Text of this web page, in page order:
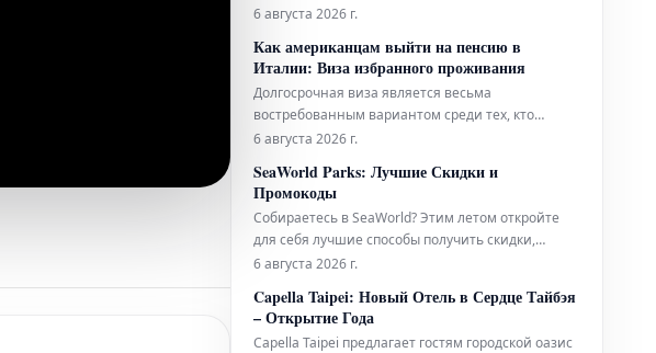
подробный гид содержит всю необходимую
приобрести билеты и максимально эффективно
подготовиться к визиту к этой всемирно
известной достопримечательности. Узнайте, как
забронир
6 августа 2026 г.
Как американцам выйти на пенсию в
Италии: Виза избранного проживания
Долгосрочная виза является весьма
востребованным вариантом среди тех, кто
планирует переехать в Италию на постоянное
информация, которую следует знать.
6 августа 2026 г.
SeaWorld Parks: Лучшие Скидки и
Промокоды
Собираетесь в SeaWorld? Этим летом откройте
для себя лучшие способы получить скидки,
начиная от временных специальных
бесплатным входом для учителей и
военнослужащих.
6 августа 2026 г.
Capella Taipei: Новый Отель в Сердце Тайбэя
– Открытие Года
Capella Taipei предлагает гостям городской оазис